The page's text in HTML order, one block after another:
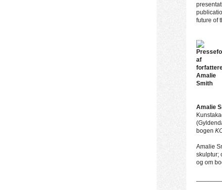
future of
Amalie
bogen
Amalie
skulptur;
og om